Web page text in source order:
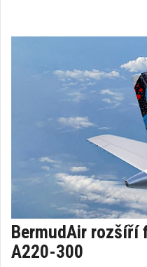
BermudAir rozšíří
A220-300